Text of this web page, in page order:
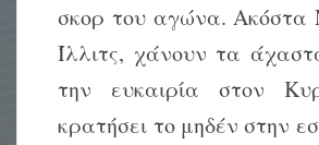
σκορ του αγώνα. Ακόστα
Ίλλιτς, χάνουν τα
την ευκαιρία στον
κρατήσει το μηδέν στην